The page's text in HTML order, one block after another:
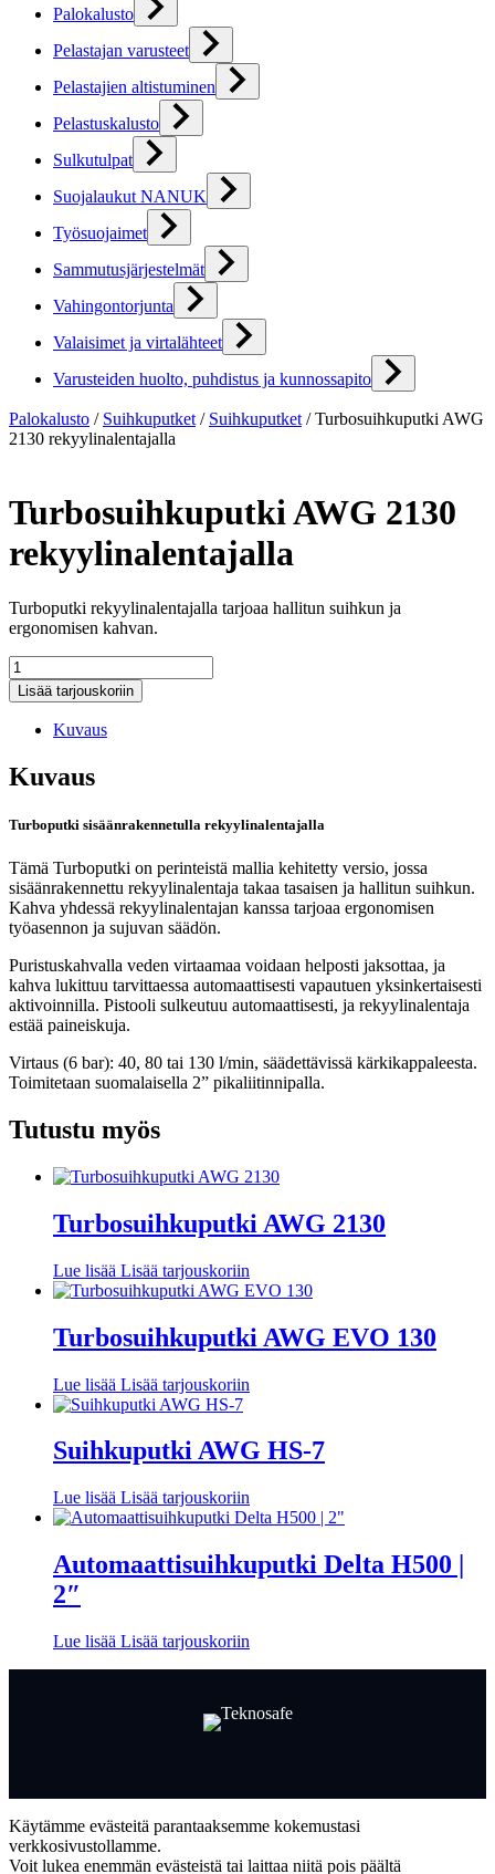
Palokalusto
Pelastajan varusteet
Pelastajien altistuminen
Pelastuskalusto
Sulkutulpat
Suojalaukut NANUK
Työsuojaimet
Sammutusjärjestelmät
Vahingontorjunta
Valaisimet ja virtalähteet
Varusteiden huolto, puhdistus ja kunnossapito
Palokalusto / Suihkuputket / Suihkuputket /Turbosuihkuputki AWG
2130 rekyylinalentajalla
Turbosuihkuputki AWG 2130
rekyylinalentajalla
Turboputki rekyylinalentajalla tarjoaa hallitun suihkun ja
ergonomisen kahvan.
Turbosuihkuputki
AWG
2130
rekyylinalentajalla
Lisää tarjouskoriin
Kuvaus
Kuvaus
Turboputki sisäänrakennetulla rekyylinalentajalla
Tämä Turboputki on perinteistä mallia kehitetty versio, jossa
sisäänrakennettu rekyylinalentaja takaa tasaisen ja hallitun suihkun.
Kahva yhdessä rekyylinalentajan kanssa tarjoaa ergonomisen
työasennon ja sujuvan säädön.
Puristuskahvalla veden virtaamaa voidaan helposti jaksottaa, ja
kahva lukittuu tarvittaessa automaattisesti vapautuen yksinkertaisesti
aktivoinnilla. Pistooli sulkeutuu automaattisesti, ja rekyylinalentaja
estää paineiskuja.
Virtaus (6 bar): 40, 80 tai 130 l/min, säädettävissä kärkikappaleesta.
Toimitetaan suomalaisella 2” pikaliitinnipalla.
Tutustu myös
Turbosuihkuputki AWG 2130
Lue lisää Lisää tarjouskoriin
Turbosuihkuputki AWG EVO 130
Lue lisää Lisää tarjouskoriin
Suihkuputki AWG HS-7
Lue lisää Lisää tarjouskoriin
Automaattisuihkuputki Delta H500 |
2″
Lue lisää Lisää tarjouskoriin
Käytämme evästeitä parantaaksemme kokemustasi
verkkosivustollamme.
Voit lukea enemmän evästeistä tai laittaa niitä pois päältä